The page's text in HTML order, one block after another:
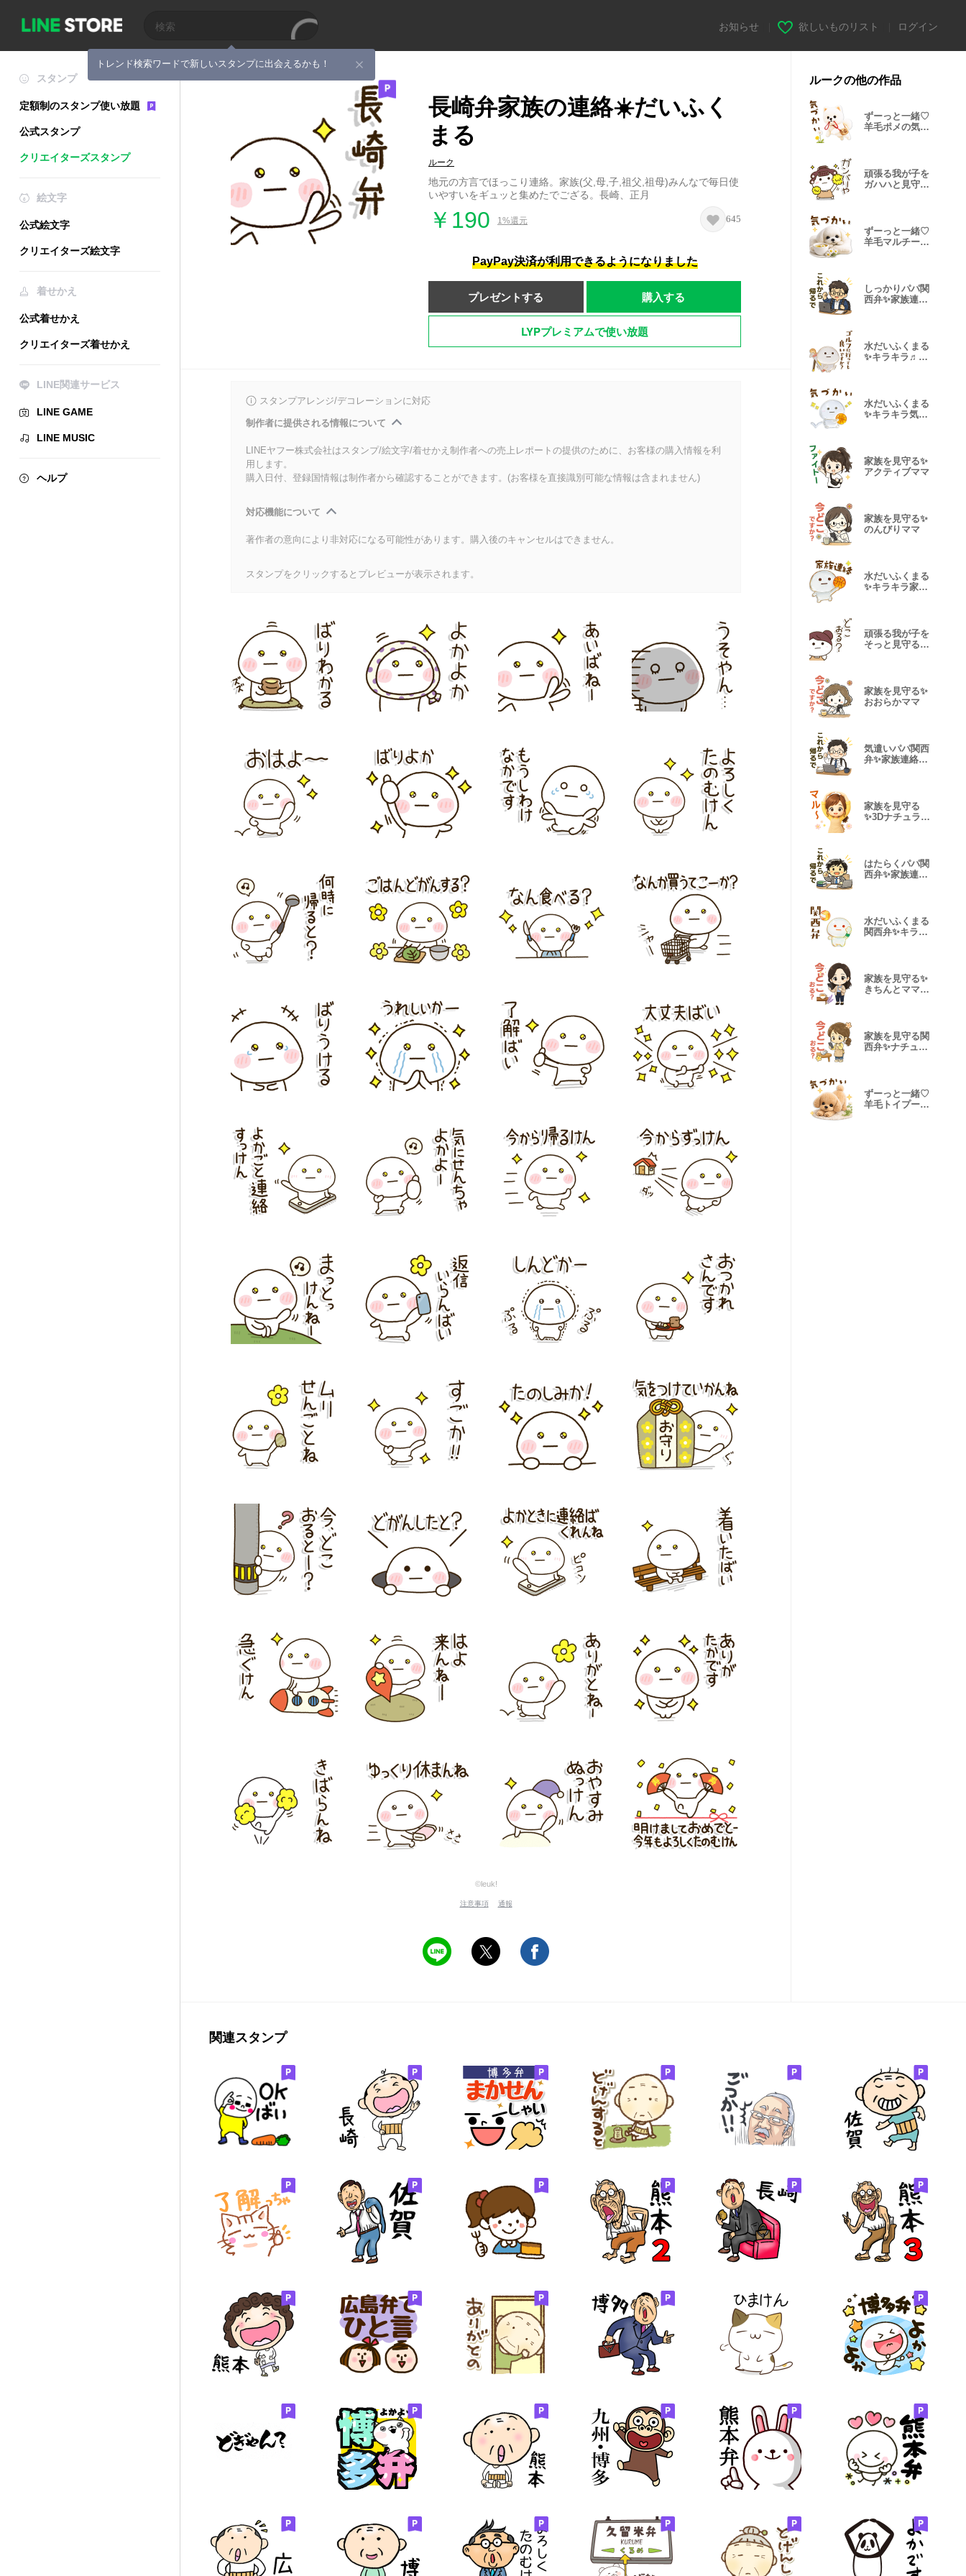
トレンド検索ワードで新しいスタンプに出会えるかも！
お知らせ 欲しいものリスト ログイン
スタンプ
定額制のスタンプ使い放題
公式スタンプ
クリエイターズスタンプ
絵文字
公式絵文字
クリエイターズ絵文字
着せかえ
公式着せかえ
クリエイターズ着せかえ
LINE関連サービス
LINE GAME
LINE MUSIC
ヘルプ
長崎弁家族の連絡☀️だいふく
まる
ルーク
地元の方言でほっこり連絡。家族(父,母,子,祖父,祖母)みんなで毎日使
いやすいをギュッと集めたでござる。長崎、正月
￥190 1%還元 645
PayPay決済が利用できるようになりました
プレゼントする 購入する
LYPプレミアムで使い放題
スタンプアレンジ/デコレーションに対応
制作者に提供される情報について
LINEヤフー株式会社はスタンプ/絵文字/着せかえ制作者への売上レポートの提供のために、お客様の購入情報を利
用します。
購入日付、登録国情報は制作者から確認することができます。(お客様を直接識別可能な情報は含まれません)
対応機能について
著作者の意向により非対応になる可能性があります。購入後のキャンセルはできません。
スタンプをクリックするとプレビューが表示されます。
©leuk!
注意事項 通報
ルークの他の作品
ずーっと一緒♡
羊毛ポメの気遣
頑張る我が子を
ガハハと見守る
ずーっと一緒♡
羊毛マルチーズ
しっかりパパ関
西弁✨家族連絡
水だいふくまる
✨キラキラ♬ゴ
水だいふくまる
✨キラキラ気遣
家族を見守る✨
アクティブママ
家族を見守る✨
のんびりママ
水だいふくまる
✨キラキラ家族
頑張る我が子を
そっと見守る☀️
家族を見守る✨
おおらかママ
気遣いパパ関西
弁✨家族連絡ス
家族を見守る
✨3Dナチュラル
はたらくパパ関
西弁✨家族連絡
水だいふくまる
関西弁✨キラキ
家族を見守る✨
きちんとママの
家族を見守る関
西弁✨ナチュラ
ずーっと一緒♡
羊毛トイプーの
関連スタンプ